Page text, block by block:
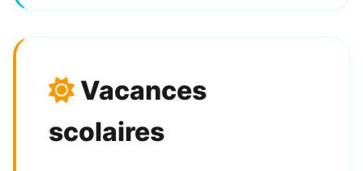
Vacances
scolaires